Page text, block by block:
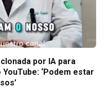
por IA para
‘Podem estar